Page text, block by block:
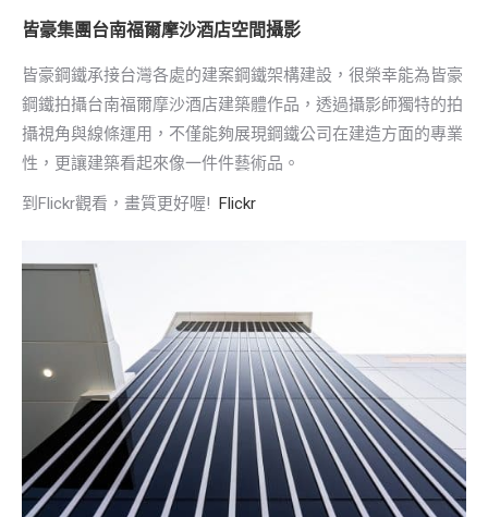
皆豪集團台南福爾摩沙酒店空間攝影
皆豪鋼鐵承接台灣各處的建案鋼鐵架構建設，很榮幸能為皆豪
鋼鐵拍攝台南福爾摩沙酒店建築體作品，透過攝影師獨特的拍
攝視角與線條運用，不僅能夠展現鋼鐵公司在建造方面的專業
性，更讓建築看起來像一件件藝術品。
到Flickr觀看，畫質更好喔! Flickr